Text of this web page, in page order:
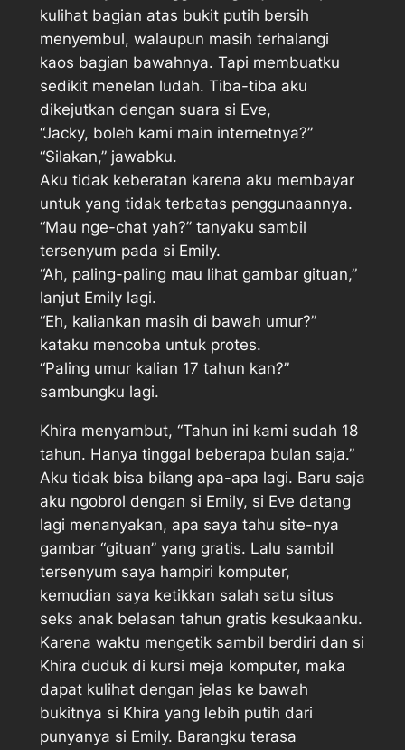
kulihat bagian atas bukit putih bersih
menyembul, walaupun masih terhalangi
kaos bagian bawahnya. Tapi membuatku
sedikit menelan ludah. Tiba-tiba aku
dikejutkan dengan suara si Eve,
“Jacky, boleh kami main internetnya?”
“Silakan,” jawabku.
Aku tidak keberatan karena aku membayar
untuk yang tidak terbatas penggunaannya.
“Mau nge-chat yah?” tanyaku sambil
tersenyum pada si Emily.
“Ah, paling-paling mau lihat gambar gituan,”
lanjut Emily lagi.
“Eh, kaliankan masih di bawah umur?”
kataku mencoba untuk protes.
“Paling umur kalian 17 tahun kan?”
sambungku lagi.
Khira menyambut, “Tahun ini kami sudah 18
tahun. Hanya tinggal beberapa bulan saja.”
Aku tidak bisa bilang apa-apa lagi. Baru saja
aku ngobrol dengan si Emily, si Eve datang
lagi menanyakan, apa saya tahu site-nya
gambar “gituan” yang gratis. Lalu sambil
tersenyum saya hampiri komputer,
kemudian saya ketikkan salah satu situs
seks anak belasan tahun gratis kesukaanku.
Karena waktu mengetik sambil berdiri dan si
Khira duduk di kursi meja komputer, maka
dapat kulihat dengan jelas ke bawah
bukitnya si Khira yang lebih putih dari
punyanya si Emily. Barangku terasa